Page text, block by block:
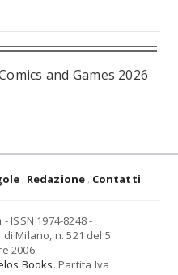
and Games 2026
Redazione Contatti
- ISSN 1974-8248 -
Milano, n. 521 del 5
2006.
Books. Partita Iva